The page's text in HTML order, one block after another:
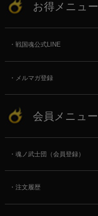
お得メニュー
戦国魂公式LINE
メルマガ登録
会員メニュー
魂ノ武士団（会員登録）
注文履歴